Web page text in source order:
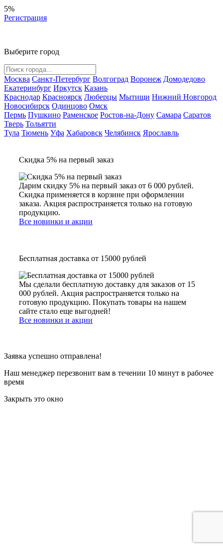
5%
Регистрация
Выберите город
Москва Санкт-Петербург Волгоград Воронеж Домодедово
Екатеринбург Иркутск Казань
Краснодар Красноярск Люберцы Мытищи Нижний Новгород
Новосибирск Одинцово Омск
Пермь Пушкино Раменское Ростов-на-Дону Самара Саратов
Тверь Тольятти
Тула Тюмень Уфа Хабаровск Челябинск Ярославль
Скидка 5% на первый заказ
Дарим скидку 5% на первый заказ от 6 000 рублей.
Скидка применяется в корзине при оформлении
заказа. Акция распространяется только на готовую
продукцию.
Все новинки и акции
Бесплатная доставка от 15000 рублей
Мы сделали бесплатную доставку для заказов от 15
000 рублей. Акция распространяется только на
готовую продукцию. Покупать товары на нашем
сайте стало еще выгодней!
Все новинки и акции
Заявка успешно отправлена!
Наш менеджер перезвонит вам в течении 10 минут в рабочее
время
Закрыть это окно